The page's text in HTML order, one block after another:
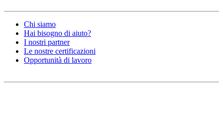
Chi siamo
Hai bisogno di aiuto?
I nostri partner
Le nostre certificazioni
Opportunità di lavoro